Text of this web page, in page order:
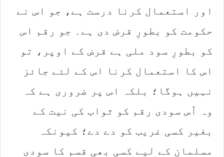
اور استعمال ‏کرنا درست ہے، جو اس نے
حکومت کو بطورِ قرض دی ہے۔ جو رقم اس
کو بطورِ سود ملی ہے قرض کے اوپر، تو
اس کا استعمال کرنا اس کے لئے جائز
نہیں ہوگا؛ بلکہ اس پر ضروری ہے کہ
وہ اُس سودی رقم کو ثواب کی ‏نیت کے
بغیر کسی غریب کو دے دے؛ کیونکہ
مسلمان کے لیے کسی بھی قسم کا سودی